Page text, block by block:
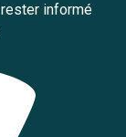
informé